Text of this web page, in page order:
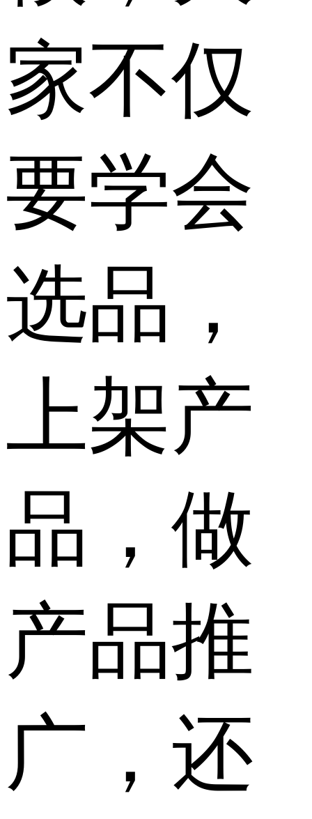
家不仅
要学会
选品，
上架产
品，做
产品推
广，还